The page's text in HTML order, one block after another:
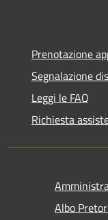
Prenotazione
Segnalazione
Leggi le FAQ
Richiesta
Albo